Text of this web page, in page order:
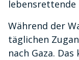
lebensrettende
Während der
täglichen
nach Gaza.